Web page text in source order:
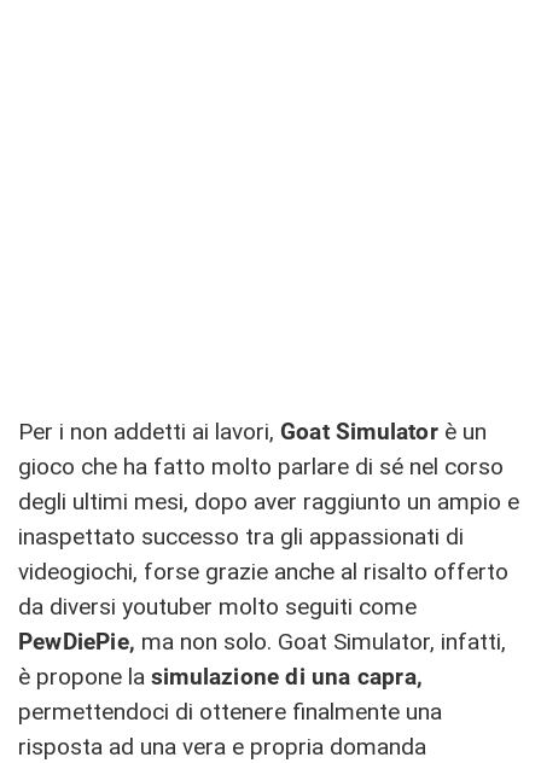
Per i non addetti ai lavori, Goat Simulatorè un
gioco che ha fatto molto parlare di sé nel corso
degli ultimi mesi, dopo aver raggiunto un ampio e
inaspettato successo tra gli appassionati di
videogiochi, forse grazie anche al risalto offerto
da diversi youtuber molto seguiti come
PewDiePie, ma non solo. Goat Simulator, infatti,
è propone la simulazione di una capra,
permettendoci di ottenere finalmente una
risposta ad una vera e propria domanda